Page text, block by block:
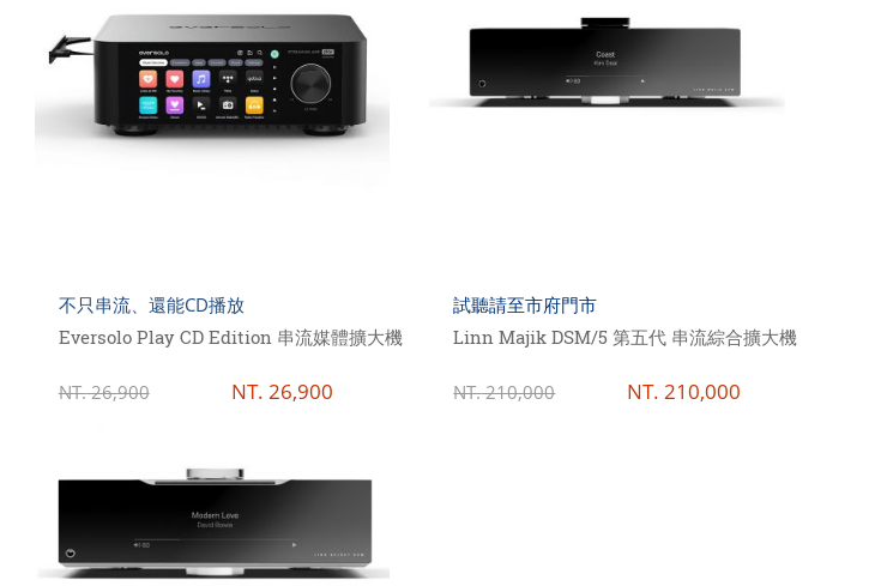
不只串流、還能CD播放
Eversolo Play CD Edition 串流媒體擴大機
NT.26,900 NT. 26,900
試聽請至市府門市
Linn Majik DSM/5 第五代 串流綜合擴大機
NT.210,000 NT. 210,000